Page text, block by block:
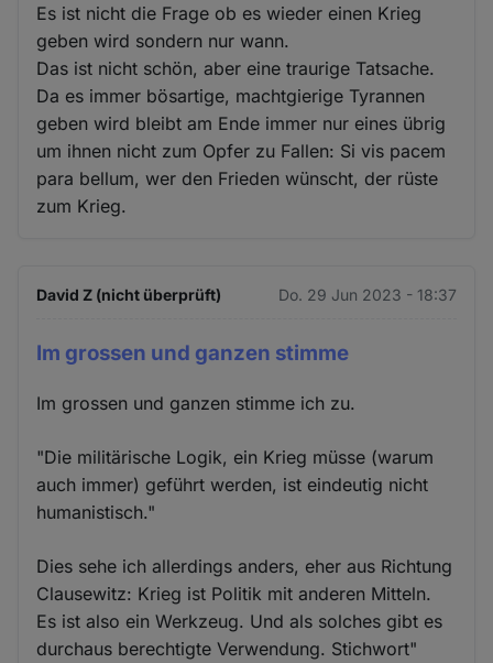
Es ist nicht die Frage ob es wieder einen Krieg
geben wird sondern nur wann.
Das ist nicht schön, aber eine traurige Tatsache.
Da es immer bösartige, machtgierige Tyrannen
geben wird bleibt am Ende immer nur eines übrig
um ihnen nicht zum Opfer zu Fallen: Si vis pacem
para bellum, wer den Frieden wünscht, der rüste
zum Krieg.
David Z (nicht überprüft) Do. 29 Jun 2023 - 18:37
Im grossen und ganzen stimme
Im grossen und ganzen stimme ich zu.
"Die militärische Logik, ein Krieg müsse (warum
auch immer) geführt werden, ist eindeutig nicht
humanistisch."
Dies sehe ich allerdings anders, eher aus Richtung
Clausewitz: Krieg ist Politik mit anderen Mitteln.
Es ist also ein Werkzeug. Und als solches gibt es
durchaus berechtigte Verwendung. Stichwort"